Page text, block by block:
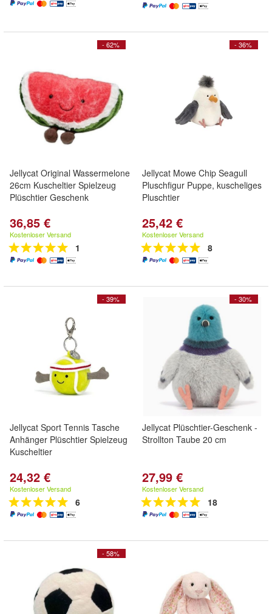
- 62%
Jellycat Original Wassermelone
26cm Kuscheltier Spielzeug
Plüschtier Geschenk
36,85 €
Kostenloser Versand
1
- 36%
Jellycat Mowe Chip Seagull
Pluschfigur Puppe, kuscheliges
Pluschtier
25,42 €
Kostenloser Versand
8
- 39%
Jellycat Sport Tennis Tasche
Anhänger Plüschtier Spielzeug
Kuscheltier
24,32 €
Kostenloser Versand
6
- 30%
Jellycat Plüschtier-Geschenk -
Strollton Taube 20 cm
27,99 €
Kostenloser Versand
18
- 58%